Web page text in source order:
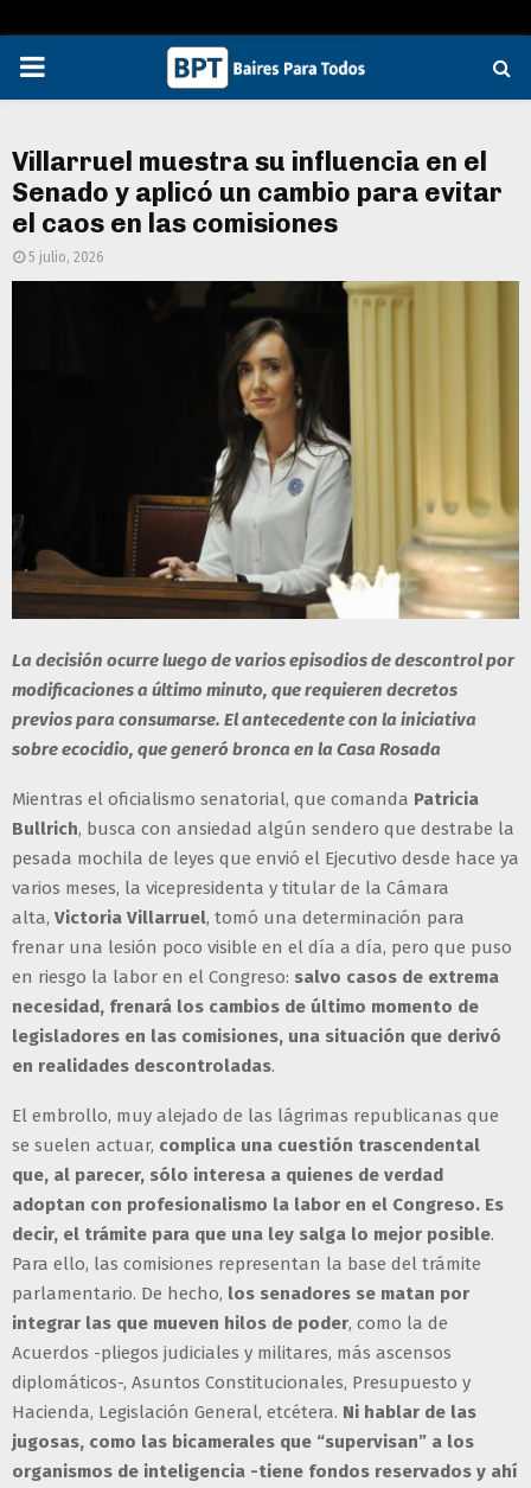
PRIMARY
Villarruel muestra su influencia en el
Senado y aplicó un cambio para evitar
el caos en las comisiones
5 julio, 2026
La decisión ocurre luego de varios episodios de descontrol por
modificaciones a último minuto, que requieren decretos
previos para consumarse. El antecedente con la iniciativa
sobre ecocidio, que generó bronca en la Casa Rosada
Mientras el oficialismo senatorial, que comanda Patricia
Bullrich, busca con ansiedad algún sendero que destrabe la
pesada mochila de leyes que envió el Ejecutivo desde hace ya
varios meses, la vicepresidenta y titular de la Cámara
alta, Victoria Villarruel, tomó una determinación para
frenar una lesión poco visible en el día a día, pero que puso
en riesgo la labor en el Congreso: salvo casos de extrema
necesidad, frenará los cambios de último momento de
legisladores en las comisiones, una situación que derivó
en realidades descontroladas.
El embrollo, muy alejado de las lágrimas republicanas que
se suelen actuar, complica una cuestión trascendental
que, al parecer, sólo interesa a quienes de verdad
adoptan con profesionalismo la labor en el Congreso. Es
decir, el trámite para que una ley salga lo mejor posible.
Para ello, las comisiones representan la base del trámite
parlamentario. De hecho, los senadores se matan por
integrar las que mueven hilos de poder, como la de
Acuerdos -pliegos judiciales y militares, más ascensos
diplomáticos-, Asuntos Constitucionales, Presupuesto y
Hacienda, Legislación General, etcétera. Ni hablar de las
jugosas, como las bicamerales que “supervisan” a los
organismos de inteligencia -tiene fondos reservados y ahí